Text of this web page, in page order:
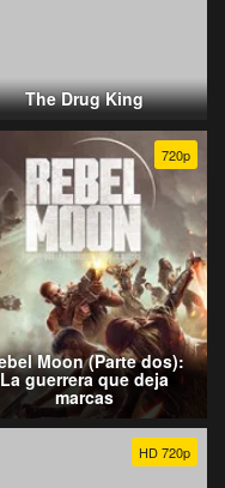
The Drug King
720p
Moon (Parte dos):
La guerrera que deja
marcas
HD 720p